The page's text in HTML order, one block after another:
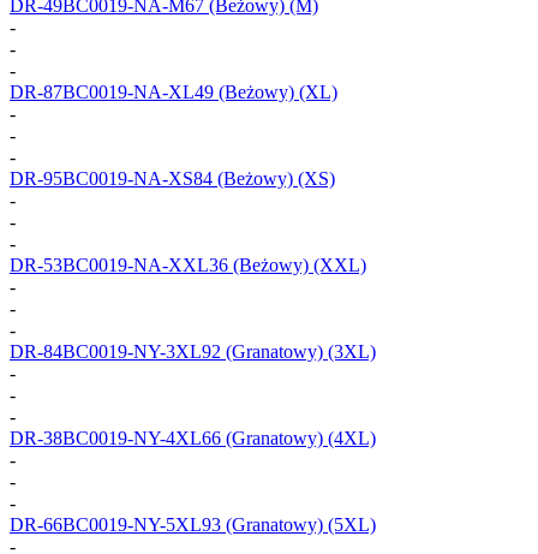
DR-49BC0019-NA-M67 (Beżowy) (M)
-
-
-
DR-87BC0019-NA-XL49 (Beżowy) (XL)
-
-
-
DR-95BC0019-NA-XS84 (Beżowy) (XS)
-
-
-
DR-53BC0019-NA-XXL36 (Beżowy) (XXL)
-
-
-
DR-84BC0019-NY-3XL92 (Granatowy) (3XL)
-
-
-
DR-38BC0019-NY-4XL66 (Granatowy) (4XL)
-
-
-
DR-66BC0019-NY-5XL93 (Granatowy) (5XL)
-